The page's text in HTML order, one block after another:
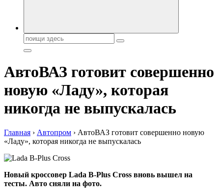
Поиск:
АвтоВАЗ готовит совершенно
новую «Ладу», которая
никогда не выпускалась
Главная › Автопром › АвтоВАЗ готовит совершенно новую
«Ладу», которая никогда не выпускалась
Новый кроссовер Lada B-Plus Cross вновь вышел на
тесты. Авто сняли на фото.